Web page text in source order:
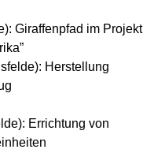
Giraffenpfad im Projekt
Herstellung
Errichtung von